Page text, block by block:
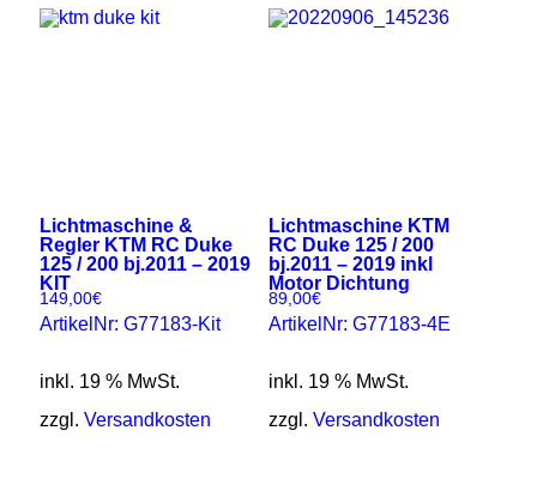
Lichtmaschine &
Regler KTM RC Duke
125 / 200 bj.2011 – 2019
KIT
149,00€
ArtikelNr: G77183-Kit
inkl. 19 % MwSt.
zzgl. Versandkosten
Lichtmaschine KTM
RC Duke 125 / 200
bj.2011 – 2019 inkl
Motor Dichtung
89,00€
ArtikelNr: G77183-4E
inkl. 19 % MwSt.
zzgl. Versandkosten